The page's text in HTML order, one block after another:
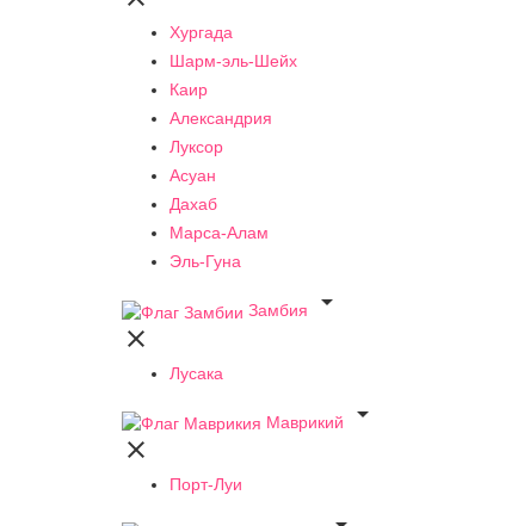
Хургада
Шарм-эль-Шейх
Каир
Александрия
Луксор
Асуан
Дахаб
Марса-Алам
Эль-Гуна
Замбия


Лусака
Маврикий


Порт-Луи